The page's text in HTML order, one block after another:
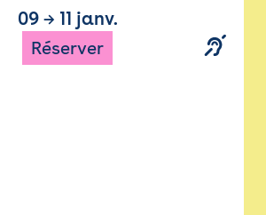
09→ 11 janv.
Réserver